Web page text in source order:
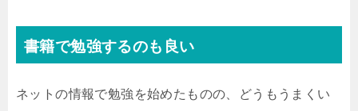
書籍で勉強するのも良い
ネットの情報で勉強を始めたものの、どうもうまくい